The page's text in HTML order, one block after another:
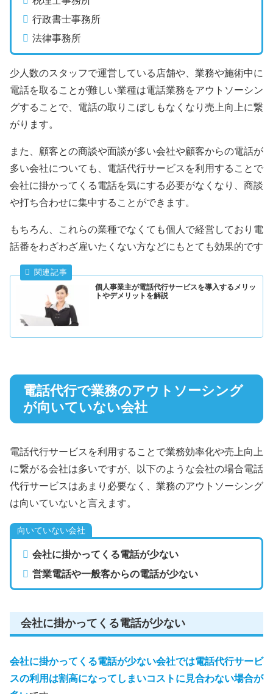
行政書士事務所
法律事務所
少人数のスタッフで運営している店舗や、業務や施術中に
電話を取ることが難しい業種は電話業務をアウトソーシン
グすることで、電話の取りこぼしもなくなり売上向上に繋
がります。
また、顧客との商談や面談が多い会社や顧客からの電話が
多い会社についても、電話代行サービスを利用することで
会社に掛かってくる電話を気にする必要がなくなり、商談
や打ち合わせに集中することができます。
もちろん、これらの業種でなくても個人で経営しており電
話番をわざわざ雇いたくない方などにもとても効果的です
個人事業主が電話代行サービスを導入するメリッ
トやデメリットを解説
電話代行で業務のアウトソーシング
が向いていない会社
電話代行サービスを利用することで業務効率化や売上向上
に繋がる会社は多いですが、以下のような会社の場合電話
代行サービスはあまり必要なく、業務のアウトソーシング
は向いていないと言えます。
向いていない会社
会社に掛かってくる電話が少ない
営業電話や一般客からの電話が少ない
会社に掛かってくる電話が少ない
会社に掛かってくる電話が少ない会社では電話代行サービ
スの利用は割高になってしまいコストに見合わない場合が